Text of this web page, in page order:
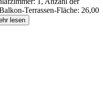
Terrassen-Fläche: 26,00
lesen